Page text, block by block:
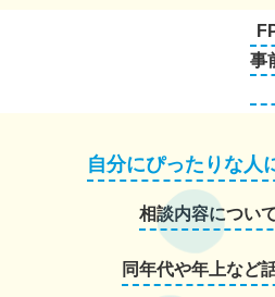
事
自分にぴったりな人
相談内容につい
同年代や年上など